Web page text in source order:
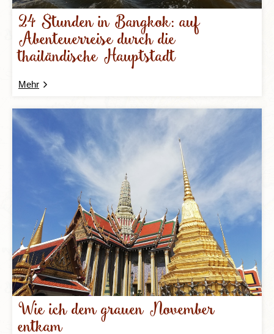
24 Stunden in Bangkok: auf
Abenteuerreise durch die
thailändische Hauptstadt
Mehr
Wie ich dem grauen November
entkam